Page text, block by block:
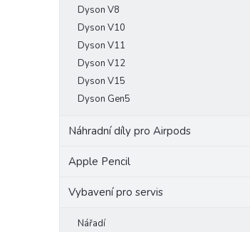
Dyson V8
Dyson V10
Dyson V11
Dyson V12
Dyson V15
Dyson Gen5
Náhradní díly pro Airpods
Apple Pencil
Vybavení pro servis
Nářadí